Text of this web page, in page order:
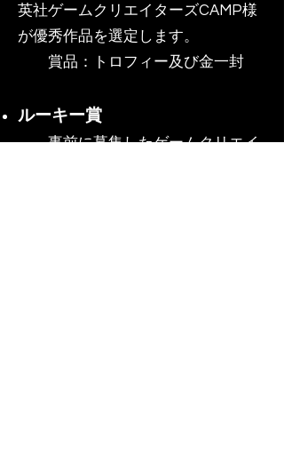
英社ゲームクリエイターズCAMP様
が優秀作品を選定します。
賞品：トロフィー及び金一封
ルーキー賞
事前に募集したゲームクリエイ